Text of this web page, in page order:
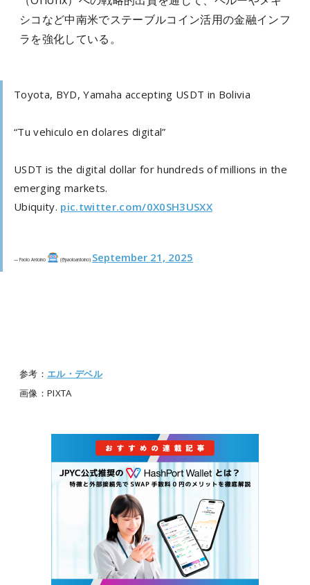
シコなど中南米でステーブルコイン活用の金融インフ
ラを強化している。
Toyota, BYD, Yamaha accepting USDT in Bolivia
“Tu vehiculo en dolares digital”
USDT is the digital dollar for hundreds of millions in the
emerging markets.
Ubiquity. pic.twitter.com/0X0SH3USXX
— Paolo Ardoino (@paoloardoino) September 21, 2025
参考： エル・デベル
画像：PIXTA